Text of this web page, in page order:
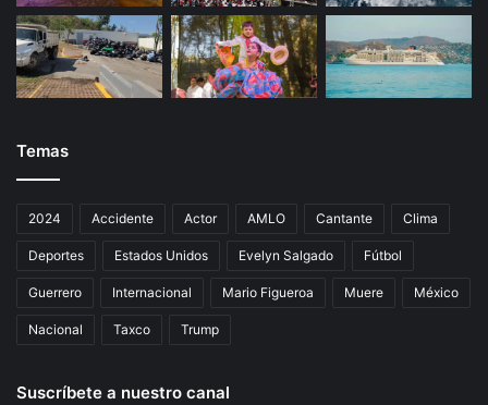
Temas
2024 Accidente Actor AMLO Cantante Clima
Deportes Estados Unidos Evelyn Salgado Fútbol
Guerrero Internacional Mario Figueroa Muere México
Nacional Taxco Trump
Suscríbete a nuestro canal